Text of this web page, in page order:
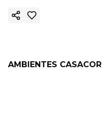
Copiar link
AMBIENTES CASACOR